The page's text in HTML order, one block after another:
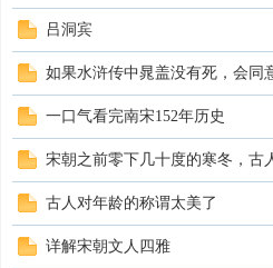
吕洞宾
如果水浒传中晁盖没有死，会同
一口气看完南宋152年历史
宋朝之前零下几十度的寒冬，古
古人对年龄的称谓太美了
详解宋朝文人四雅